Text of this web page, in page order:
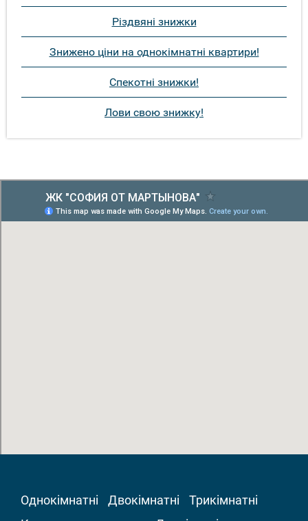
Різдвяні знижки
Знижено ціни на однокімнатні квартири!
Спекотні знижки!
Лови свою знижку!
Однокімнатні Двокімнатні
Трикімнатні